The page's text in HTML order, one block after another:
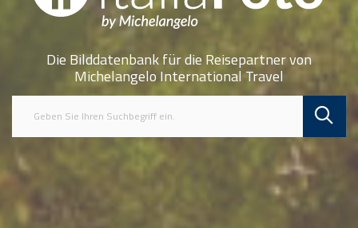
Die Bilddatenbank für die Reisepartner von
Michelangelo International Travel